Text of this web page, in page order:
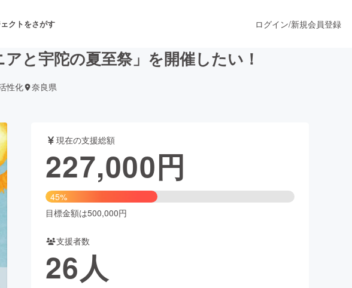
クトをさがす
・パフォーマンス
ド・飲食店 ファッション
ューティー・ヘルスケア
ログイン/新規会員登録
と宇陀の夏至祭」を開催したい！
性化 奈良県
現在の支援総額
227,000円
45%
目標金額は500,000円
支援者数
26人